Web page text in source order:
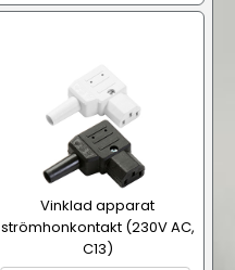
Vinklad apparat
strömhonkontakt (230V AC,
C13)